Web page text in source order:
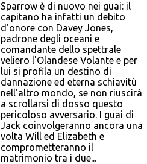
Sparrow è di nuovo nei guai: il
capitano ha infatti un debito
d'onore con Davey Jones,
padrone degli oceani e
comandante dello spettrale
veliero l'Olandese Volante e per
lui si profila un destino di
dannazione ed eterna schiavitù
nell'altro mondo, se non riuscirà
a scrollarsi di dosso questo
pericoloso avversario. I guai di
Jack coinvolgeranno ancora una
volta Will ed Elizabeth e
comprometteranno il
matrimonio tra i due...